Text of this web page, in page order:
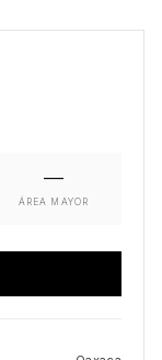
—
ÁREA MAYOR